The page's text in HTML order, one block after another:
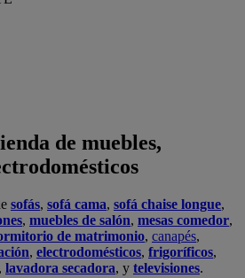
de muebles,
sofás, sofá cama, sofá chaise longue,
, muebles de salón, mesas comedor,
de matrimonio, canapés,
, electrodomésticos, frigoríficos,
, lavadora secadora, y televisiones.